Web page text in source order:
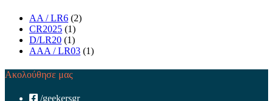
AA / LR6 (2)
CR2025 (1)
D/LR20 (1)
ΑΑΑ / LR03 (1)
Ακολούθησε μας
/geekersgr